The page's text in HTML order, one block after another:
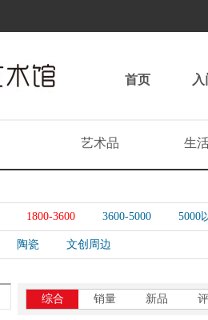
首页
艺术品 生
1800-3600 3600-5000 5000
陶瓷 文创周边
综合 销量 新品